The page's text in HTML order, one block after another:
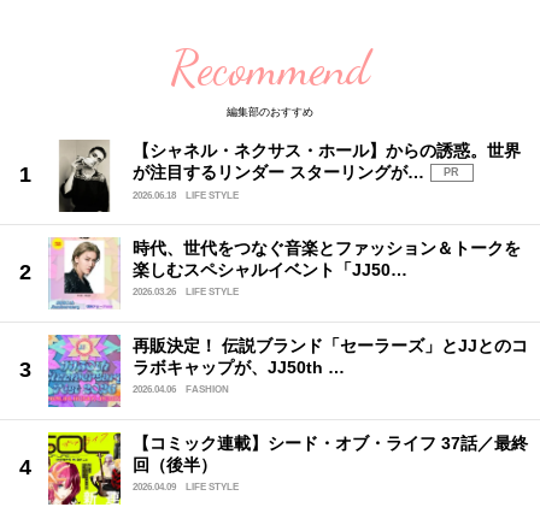
Recommend
編集部のおすすめ
【シャネル・ネクサス・ホール】からの誘惑。世界
が注目するリンダー スターリングが…
PR
2026.06.18
LIFE STYLE
時代、世代をつなぐ音楽とファッション＆トークを
楽しむスペシャルイベント「JJ50…
2026.03.26 LIFE STYLE
再販決定！ 伝説ブランド「セーラーズ」とJJとのコ
ラボキャップが、JJ50th …
2026.04.06 FASHION
【コミック連載】シード・オブ・ライフ 37話／最終
回（後半）
2026.04.09 LIFE STYLE